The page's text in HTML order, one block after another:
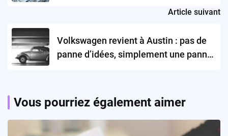
Article suivant
Volkswagen revient à Austin : pas de
panne d’idées, simplement une panne
Vous pourriez également aimer